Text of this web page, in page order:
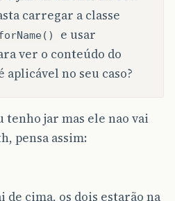
carregar a classe
e usar
ver o conteúdo do
aplicável no seu caso?
tenho jar mas ele nao vai
pensa assim:
de cima, os dois estarão na